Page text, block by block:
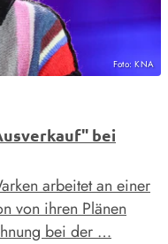
Foto: KNA
bei
arbeitet an einer
von ihren Plänen
bei der …